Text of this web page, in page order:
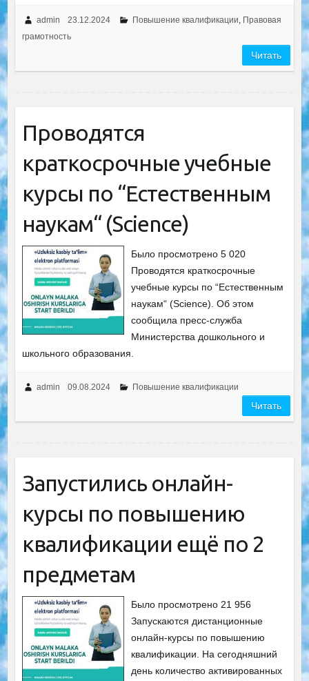
admin 23.12.2024 Повышение квалификации, Правовая
грамотность
Читать
Проводятся
краткосрочные учебные
курсы по “Естественным
наукам“ (Science)
Было просмотрено 5 020
Проводятся краткосрочные
учебные курсы по “Естественным
наукам“ (Science). Об этом
сообщила пресс-служба
Министерства дошкольного и
школьного образования.
admin 09.08.2024 Повышение квалификации
Читать
Запустились онлайн-
курсы по повышению
квалификации ещё по 2
предметам
Было просмотрено 21 956
Запускаются дистанционные
онлайн-курсы по повышению
квалификации. На сегодняшний
день количество активированных